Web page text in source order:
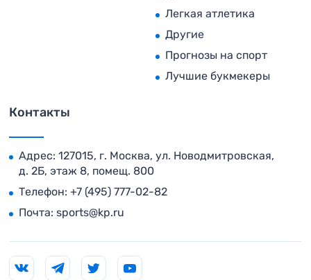
Легкая атлетика
Другие
Прогнозы на спорт
Лучшие букмекеры
Контакты
Адрес: 127015, г. Москва, ул. Новодмитровская,
д. 2Б, этаж 8, помещ. 800
Телефон: +7 (495) 777-02-82
Почта: sports@kp.ru